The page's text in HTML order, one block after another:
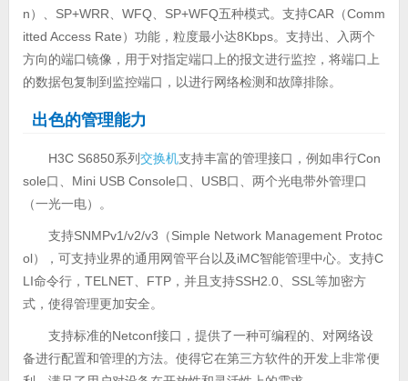
n）、SP+WRR、WFQ、SP+WFQ五种模式。支持CAR（Comm
itted Access Rate）功能，粒度最小达8Kbps。支持出、入两个
方向的端口镜像，用于对指定端口上的报文进行监控，将端口上
的数据包复制到监控端口，以进行网络检测和故障排除。
出色的管理能力
H3C S6850系列交换机支持丰富的管理接口，例如串行Con
sole口、Mini USB Console口、USB口、两个光电带外管理口
（一光一电）。
支持SNMPv1/v2/v3（Simple Network Management Protoc
ol），可支持业界的通用网管平台以及iMC智能管理中心。支持C
LI命令行，TELNET、FTP，并且支持SSH2.0、SSL等加密方
式，使得管理更加安全。
支持标准的Netconf接口，提供了一种可编程的、对网络设
备进行配置和管理的方法。使得它在第三方软件的开发上非常便